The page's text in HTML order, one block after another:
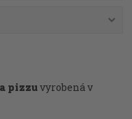
pizzuvyrobená v